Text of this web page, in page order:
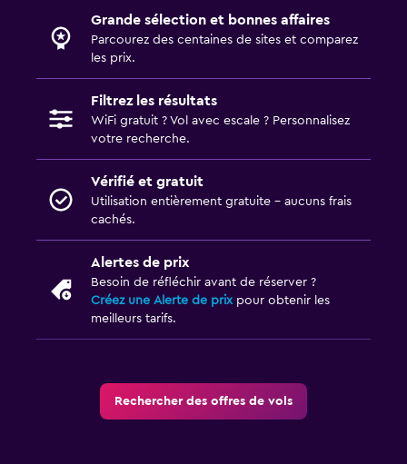
Grande sélection et bonnes affaires
Parcourez des centaines de sites et comparez
les prix.
Filtrez les résultats
WiFi gratuit ? Vol avec escale ? Personnalisez
votre recherche.
Vérifié et gratuit
Utilisation entièrement gratuite - aucuns frais
cachés.
Alertes de prix
Besoin de réfléchir avant de réserver ?
Créez une Alerte de prix pour obtenir les
meilleurs tarifs.
Rechercher des offres de vols